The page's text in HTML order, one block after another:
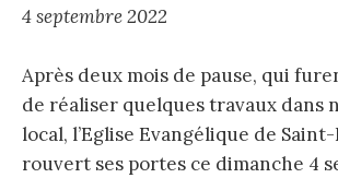
4 septembre 2022
Après deux mois de pause, qui
de réaliser quelques travaux dans
local, l’Eglise Evangélique de
rouvert ses portes ce dimanche 4